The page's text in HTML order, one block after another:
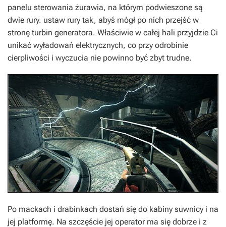
panelu sterowania żurawia, na którym podwieszone są
dwie rury. ustaw rury tak, abyś mógł po nich przejść w
stronę turbin generatora. Właściwie w całej hali przyjdzie Ci
unikać wyładowań elektrycznych, co przy odrobinie
cierpliwości i wyczucia nie powinno być zbyt trudne.
Po mackach i drabinkach dostań się do kabiny suwnicy i na
jej platformę. Na szczęście jej operator ma się dobrze i z